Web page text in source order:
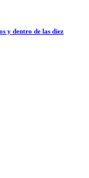
y dentro de las diez